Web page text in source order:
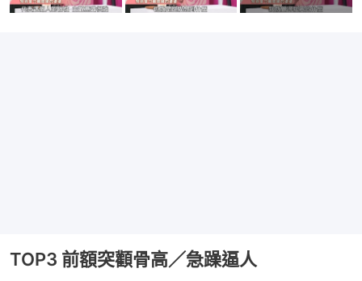
TOP3 前額突顴骨高／急躁逼人